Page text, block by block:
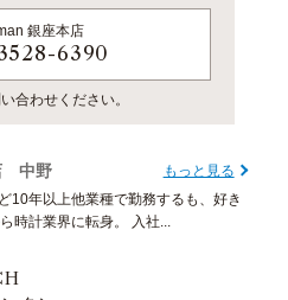
銀座本店
6390
合わせください。
中野
もっと見る
10年以上他業種で勤務するも、好き
時計業界に転身。 入社...